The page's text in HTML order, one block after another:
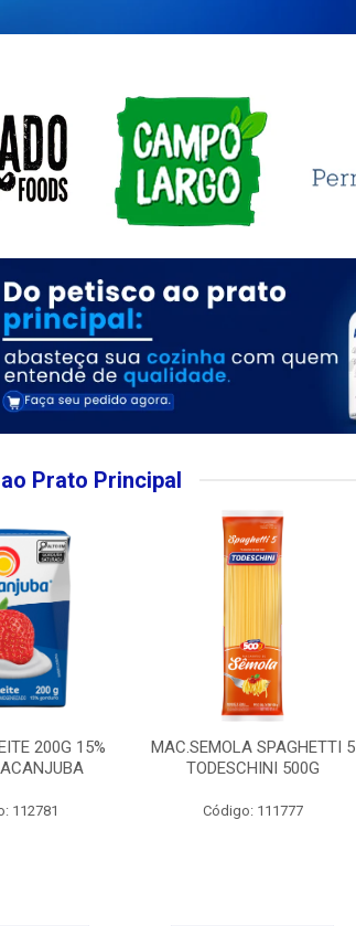
Prato Principal
200G 15%
112781
MAC.SEMOLA SPAGHETTI 5
TODESCHINI 500G
Código: 111777